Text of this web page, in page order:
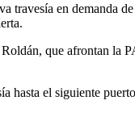
Sebastián de
la Escuela Naval...
travesía en demanda
que afrontan la
hasta el siguiente